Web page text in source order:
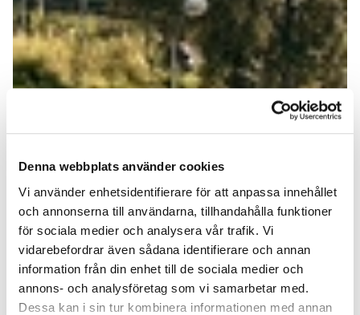
Denna webbplats använder cookies
Vi använder enhetsidentifierare för att anpassa innehållet
och annonserna till användarna, tillhandahålla funktioner
för sociala medier och analysera vår trafik. Vi
vidarebefordrar även sådana identifierare och annan
information från din enhet till de sociala medier och
annons- och analysföretag som vi samarbetar med.
Dessa kan i sin tur kombinera informationen med annan